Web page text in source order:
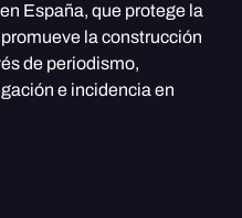
España, que protege la
la construcción
de periodismo,
e incidencia en